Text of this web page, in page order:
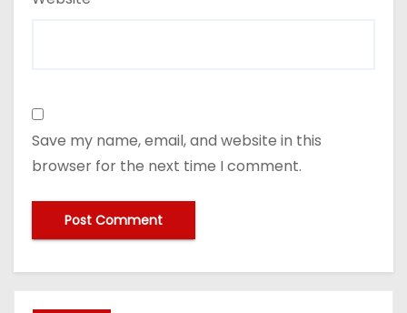
Save my name, email, and website in this
browser for the next time I comment.